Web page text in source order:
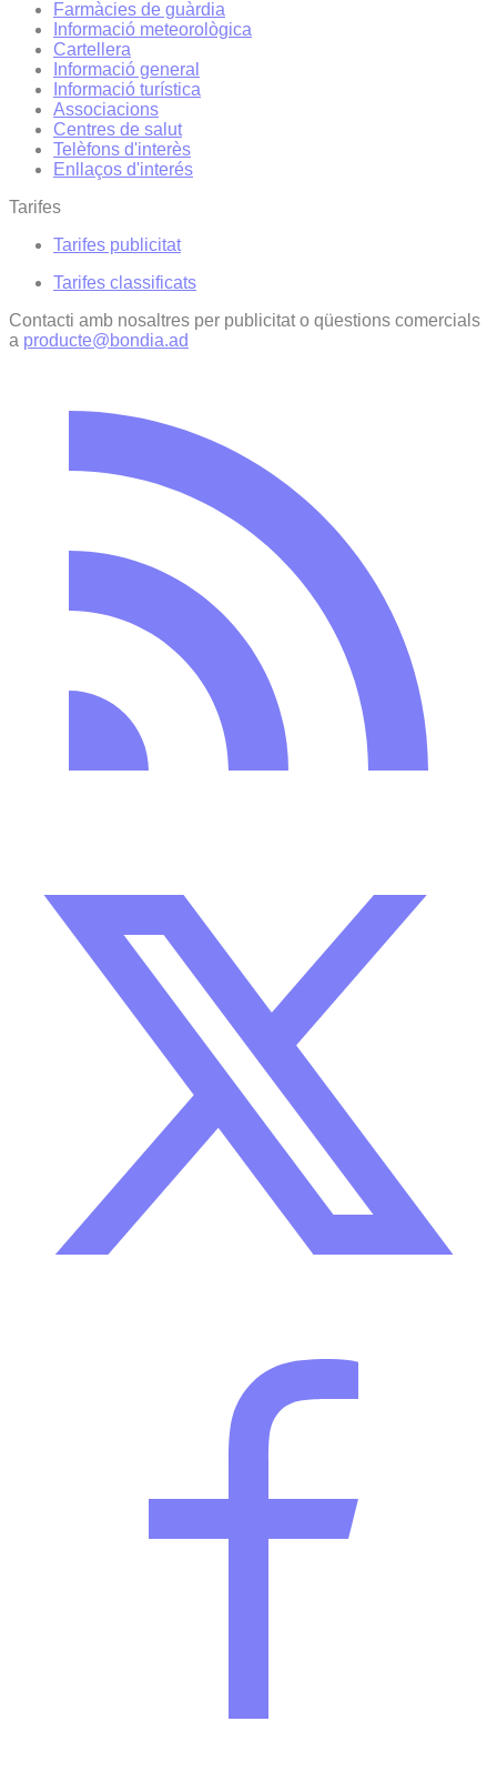
Farmàcies de guàrdia
Informació meteorològica
Cartellera
Informació general
Informació turística
Associacions
Centres de salut
Telèfons d'interès
Enllaços d'interés
Tarifes
Tarifes publicitat
Tarifes classificats
Contacti amb nosaltres per publicitat o qüestions comercials
a producte@bondia.ad